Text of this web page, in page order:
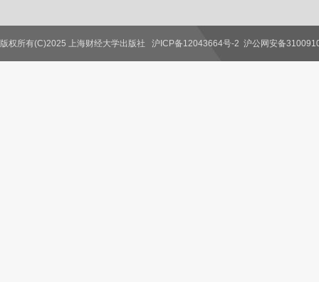
联系我们
版权所有(C)2025 上海财经大学出版社 沪ICP备12043664号-2 沪公网安备